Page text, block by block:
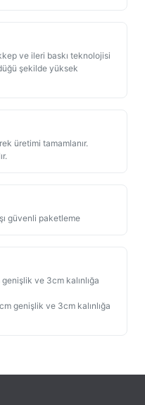
ve ileri baskı teknolojisi
şekilde yüksek
üretimi tamamlanır.
güvenli paketleme
ve 3cm kalınlığa
genişlik ve 3cm kalınlığa